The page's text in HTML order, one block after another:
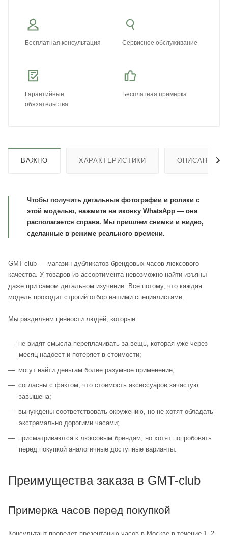
Бесплатная консультация Сервисное обслуживание
Гарантийные
обязательства
Бесплатная примерка
ВАЖНО ХАРАКТЕРИСТИКИ ОПИСАНИЕ
Чтобы получить детальные фотографии и ролики с
этой моделью, нажмите на иконку WhatsApp — она
располагается справа. Мы пришлем снимки и видео,
сделанные в режиме реального времени.
GMT-club — магазин дубликатов брендовых часов люксового
качества. У товаров из ассортимента невозможно найти изъяны
даже при самом детальном изучении. Все потому, что каждая
модель проходит строгий отбор нашими специалистами.
Мы разделяем ценности людей, которые:
не видят смысла переплачивать за вещь, которая уже через
месяц надоест и потеряет в стоимости;
могут найти деньгам более разумное применение;
согласны с фактом, что стоимость аксессуаров зачастую
завышена;
вынуждены соответствовать окружению, но не хотят обладать
экстремально дорогими часами;
присматриваются к люксовым брендам, но хотят попробовать
перед покупкой аналогичные доступные варианты.
Преимущества заказа в GMT-club
Примерка часов перед покупкой